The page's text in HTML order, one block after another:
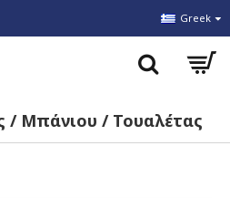
Greek
/ Μπάνιου / Τουαλέτας